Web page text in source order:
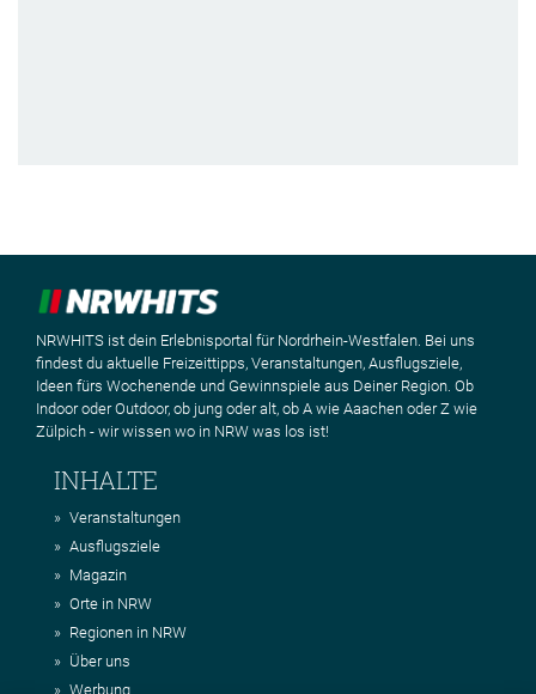
NRWHITS ist dein Erlebnisportal für Nordrhein-Westfalen. Bei uns
findest du aktuelle Freizeittipps, Veranstaltungen, Ausflugsziele,
Ideen fürs Wochenende und Gewinnspiele aus Deiner Region. Ob
Indoor oder Outdoor, ob jung oder alt, ob A wie Aaachen oder Z wie
Zülpich - wir wissen wo in NRW was los ist!
INHALTE
Veranstaltungen
Ausflugsziele
Magazin
Orte in NRW
Regionen in NRW
Über uns
Werbung